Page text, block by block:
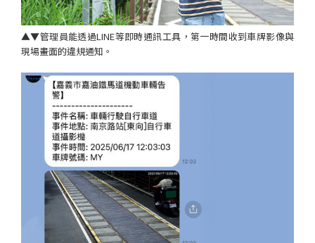
▲▼管理員能透過LINE等即時通訊工具，第一時間收到車牌影像與
現場畫面的違規通知。